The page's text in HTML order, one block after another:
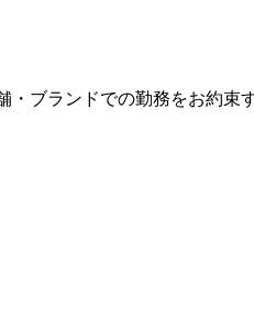
ブランドでの勤務をお約束